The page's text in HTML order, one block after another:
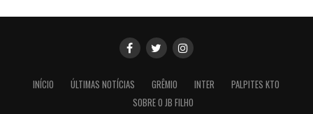
INÍCIO ÚLTIMAS NOTÍCIAS GRÊMIO INTER
PALPITES KTO
SOBRE O JB FILHO